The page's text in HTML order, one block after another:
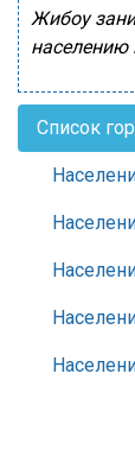
Жибоу
населению
Список